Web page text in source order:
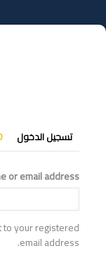
إلى
المحتوى
التبويبات
الأساسية
تسجيل الدخول
or email address
your registered
email address.